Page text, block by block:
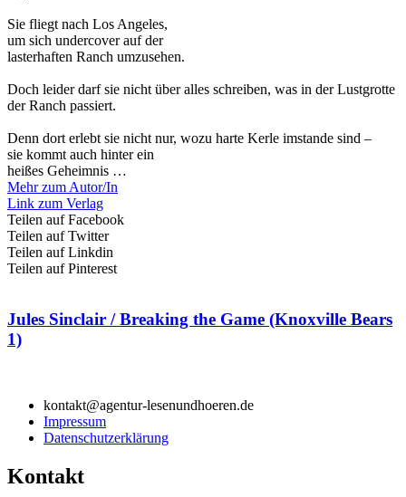
Sie fliegt nach Los Angeles,
um sich undercover auf der
lasterhaften Ranch umzusehen.
Doch leider darf sie nicht über alles schreiben, was in der Lustgrotte
der Ranch passiert.
Denn dort erlebt sie nicht nur, wozu harte Kerle imstande sind –
sie kommt auch hinter ein
heißes Geheimnis …
Mehr zum Autor/In
Link zum Verlag
Teilen auf Facebook
Teilen auf Twitter
Teilen auf Linkdin
Teilen auf Pinterest
Jules Sinclair / Breaking the Game (Knoxville Bears
1)
kontakt@agentur-lesenundhoeren.de
Impressum
Datenschutzerklärung
Kontakt